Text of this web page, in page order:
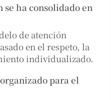
se ha consolidado en
de atención
en el respeto, la
individualizado.
para el